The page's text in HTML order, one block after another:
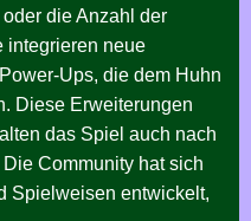
die Anzahl der
integrieren neue
Ups, die dem Huhn
Diese Erweiterungen
das Spiel auch nach
Community hat sich
Spielweisen entwickelt,